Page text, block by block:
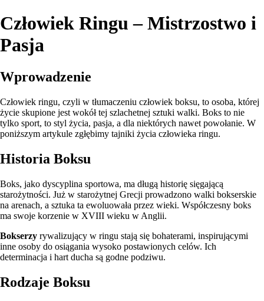
Człowiek Ringu – Mistrzostwo i
Pasja
Wprowadzenie
Człowiek ringu, czyli w tłumaczeniu człowiek boksu, to osoba, której
życie skupione jest wokół tej szlachetnej sztuki walki. Boks to nie
tylko sport, to styl życia, pasja, a dla niektórych nawet powołanie. W
poniższym artykule zgłębimy tajniki życia człowieka ringu.
Historia Boksu
Boks, jako dyscyplina sportowa, ma długą historię sięgającą
starożytności. Już w starożytnej Grecji prowadzono walki bokserskie
na arenach, a sztuka ta ewoluowała przez wieki. Współczesny boks
ma swoje korzenie w XVIII wieku w Anglii.
Bokserzy rywalizujący w ringu stają się bohaterami, inspirującymi
inne osoby do osiągania wysoko postawionych celów. Ich
determinacja i hart ducha są godne podziwu.
Rodzaje Boksu